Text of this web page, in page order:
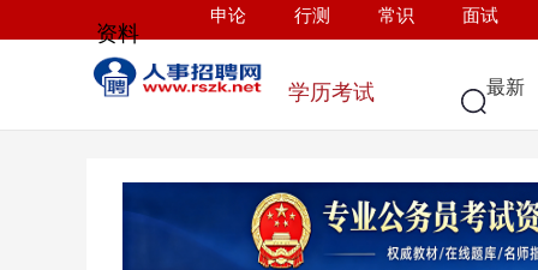
资料
申论 行测 常识
面试
学历考试 最新